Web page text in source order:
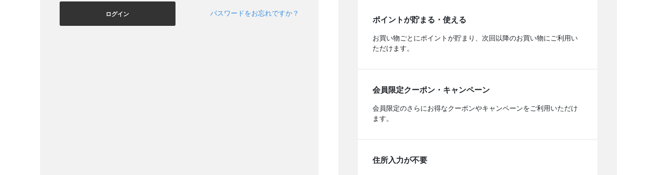
ログイン パスワードをお忘れですか？
ポイントが貯まる・使える
お買い物ごとにポイントが貯まり、次回以降のお買い物にご利用い
ただけます。
会員限定クーポン・キャンペーン
会員限定のさらにお得なクーポンやキャンペーンをご利用いただけ
ます。
住所入力が不要